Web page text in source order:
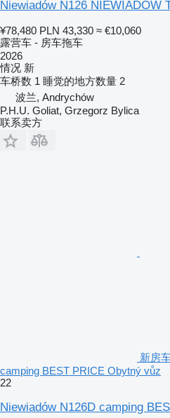
Niewiadów N126 NIEWIADÓW
¥78,480 PLN 43,330 ≈ €10,060
露营车 - 房车拖车
2026
情况 新
车桥数 1 睡觉的地方数量 2
波兰, Andrychów
P.H.U. Goliat, Grzegorz Bylica
联系卖方
新房
camping BEST PRICE Obytný vůz
22
Niewiadów N126D camping